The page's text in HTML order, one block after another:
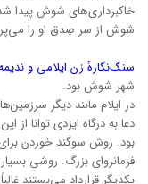
خاکبرداری‌های شوش پیدا
شوش از سر صِدق او را
سنگ‌نگارهٔ زن ایلامی و
شهر شوش بود.
در ایلام مانند دیگر
دعا به درگاه ایزدی توانا از
بود. روش سوگند خوردن
فرمانروای بزرگ. روشی
یکدیگر قرارداد می‌بستند